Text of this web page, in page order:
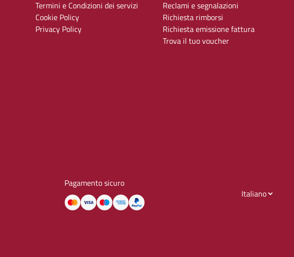
Termini e Condizioni dei servizi
Cookie Policy
Privacy Policy
Reclami e segnalazioni
Richiesta rimborsi
Richiesta emissione fattura
Trova il tuo voucher
Pagamento sicuro